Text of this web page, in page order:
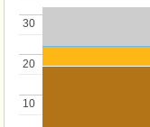
10
10
20
20
30
30